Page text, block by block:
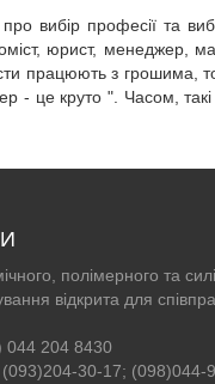
вибір професії та
юрист, менеджер,
працюють з грошима,
- це круто ". Часом,
полімерного та
відкрита для
044 204 8430
30-17; (098)044-